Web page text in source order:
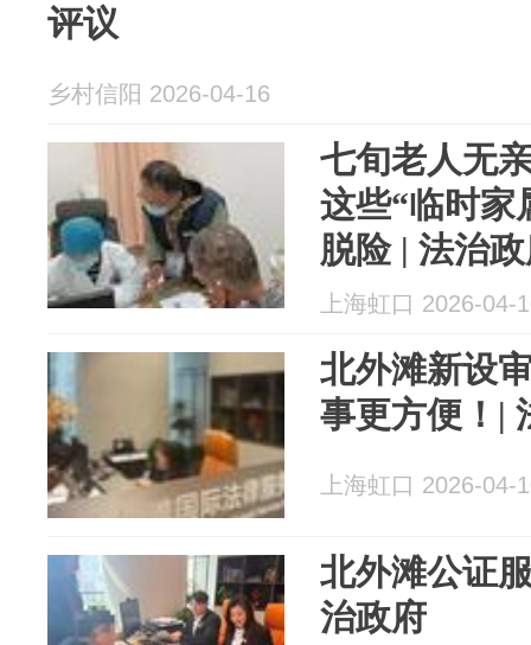
评议
乡村信阳 2026-04-16
七旬老人无
这些“临时家
脱险 | 法治
上海虹口 2026-04-
北外滩新设
事更方便！|
上海虹口 2026-04-
北外滩公证
治政府